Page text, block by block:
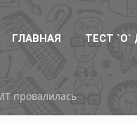
ГЛАВНАЯ ТЕСТ